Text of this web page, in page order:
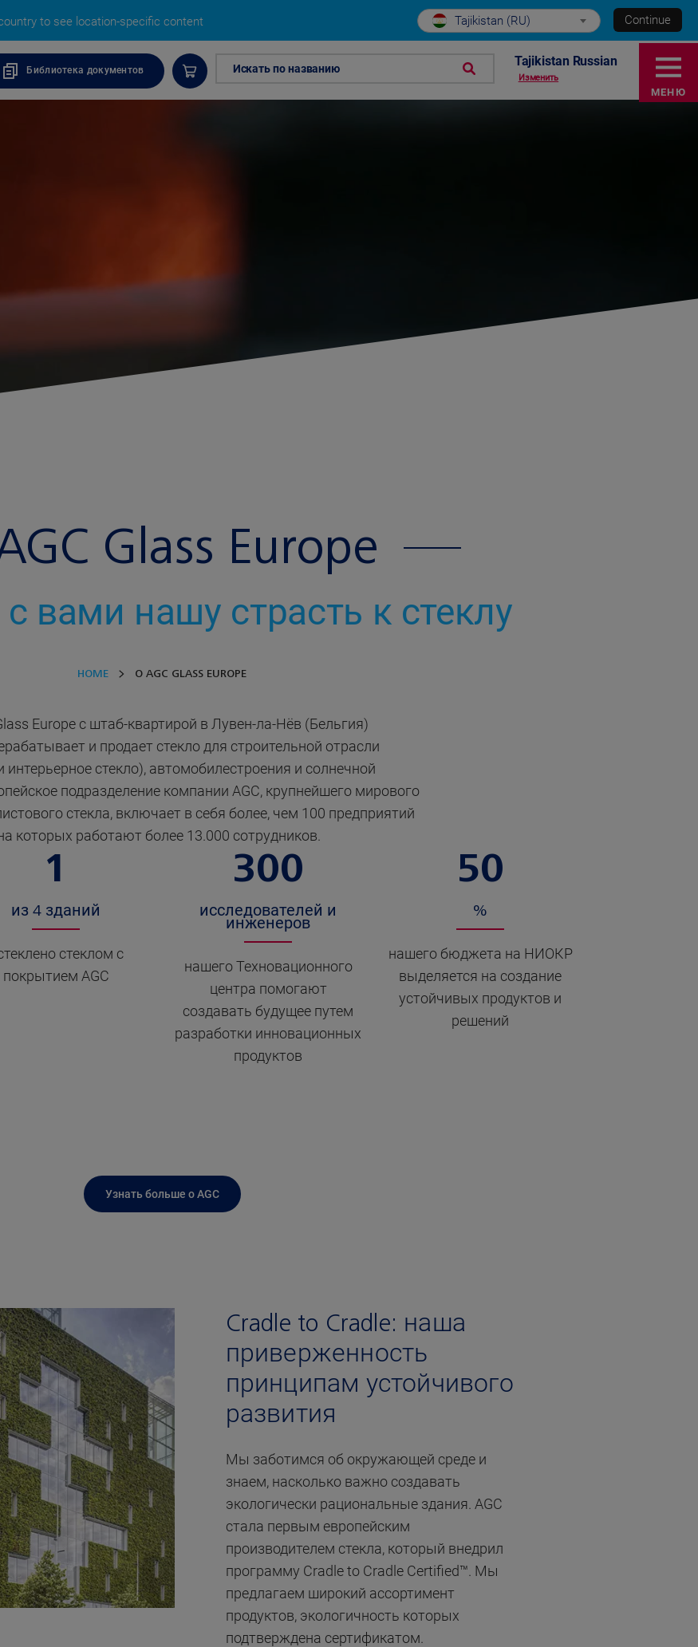
to see location-specific content Tajikistan (RU) Continue
Библиотека документов Искать по названию Tajikistan Russian
Изменить
МЕНЮ
Glass Europe
вами нашу страсть к стеклу
HOME O AGC GLASS EUROPE
Europe с штаб-квартирой в Лувен-ла-Нёв (Бельгия)
и продает стекло для строительной отрасли
интерьерное стекло), автомобилестроения и солнечной
подразделение компании AGC, крупнейшего мирового
стекла, включает в себя более, чем 100 предприятий
которых работают более 13.000 сотрудников.
1
из 4 зданий
стеклом с
покрытием AGC
300
исследователей и
инженеров
нашего Техновационного
центра помогают
создавать будущее путем
разработки инновационных
продуктов
50
%
нашего бюджета на НИОКР
выделяется на создание
устойчивых продуктов и
решений
Узнать больше о AGC
Cradle to Cradle: наша
приверженность
принципам устойчивого
развития
Мы заботимся об окружающей среде и
знаем, насколько важно создавать
экологически рациональные здания. AGC
стала первым европейским
производителем стекла, который внедрил
программу Cradle to Cradle Certified™. Мы
предлагаем широкий ассортимент
продуктов, экологичность которых
подтверждена сертификатом.